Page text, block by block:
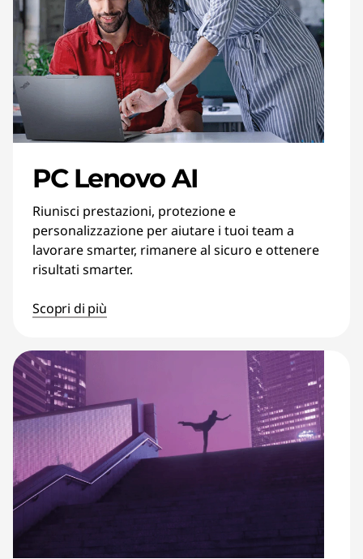
PC Lenovo AI
Riunisci prestazioni, protezione e
personalizzazione per aiutare i tuoi team a
lavorare smarter, rimanere al sicuro e ottenere
risultati smarter.
Scopri di più